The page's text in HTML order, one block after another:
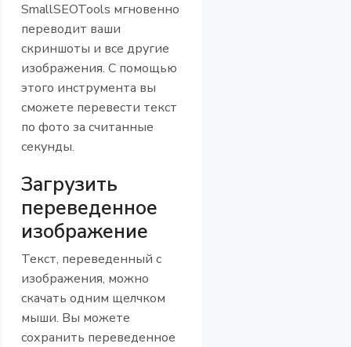
SmallSEOTools мгновенно
переводит ваши
скриншоты и все другие
изображения. С помощью
этого инструмента вы
сможете перевести текст
по фото за считанные
секунды.
Загрузить
переведенное
изображение
Текст, переведенный с
изображения, можно
скачать одним щелчком
мыши. Вы можете
сохранить переведенное